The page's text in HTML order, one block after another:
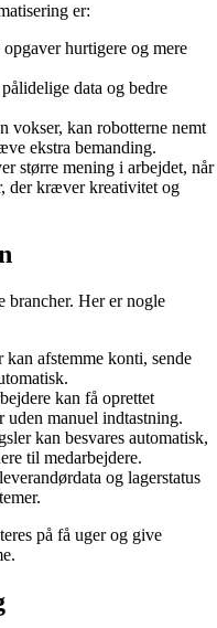
er:
hurtigere og mere
data og bedre
vokser, kan robotterne nemt
ekstra bemanding.
større mening i arbejdet, når
der kræver kreativitet og
brancher. Her er nogle
kan afstemme konti, sende
kan få oprettet
manuel indtastning.
kan besvares automatisk,
til medarbejdere.
og lagerstatus
på få uger og give